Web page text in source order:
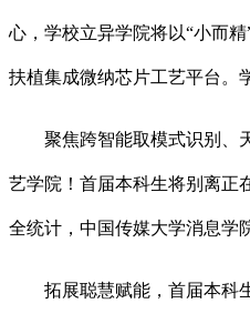
心，学校立异学院将以“小而
扶植集成微纳芯片工艺平台。
聚焦跨智能取模式识别、天
艺学院！首届本科生将别离正
全统计，中国传媒大学消息学
拓展聪慧赋能，首届本科生